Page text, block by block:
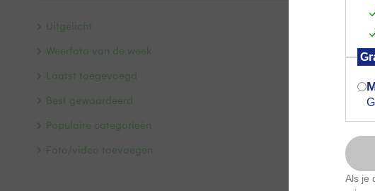
Als je
Het
Door: Marjon
Uitgelicht
Weerfoto van de week
Laatst toegevoegd
Best gewaardeerd
Populaire categorieën
Foto/video toevoegen